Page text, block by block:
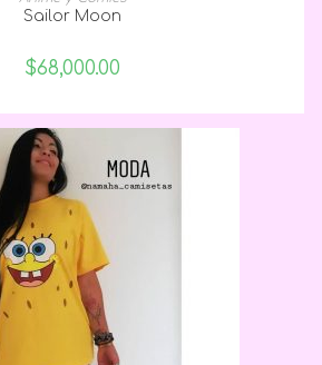
Sailor Moon
$68,000.00